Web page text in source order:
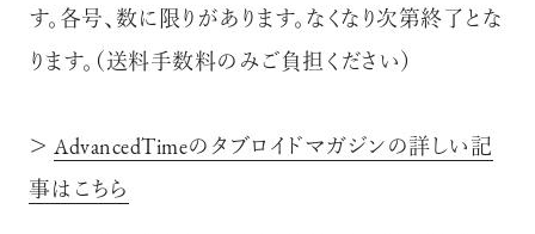
す。各号、数に限りがあります。なくなり次第終了とな
ります。（送料手数料のみご負担ください）
＞ AdvancedTimeのタブロイドマガジンの詳しい記
事はこちら